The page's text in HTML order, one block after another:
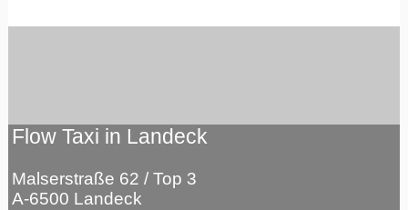
Flow Taxi in Landeck
Malserstraße 62 / Top 3
A-6500 Landeck